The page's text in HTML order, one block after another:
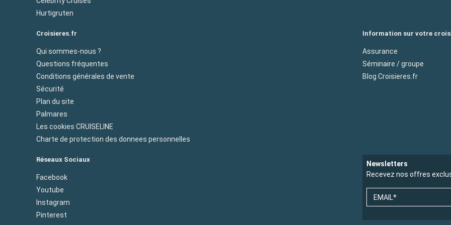
Hurtigruten
Croisieres.fr
Qui sommes-nous ?
Questions fréquentes
Conditions générales de vente
Sécurité
Plan du site
Palmares
Les cookies CRUISELINE
Charte de protection des donnees personnelles
Information sur votre
Assurance
Séminaire / groupe
Blog Croisieres.fr
Réseaux Sociaux
Facebook
Youtube
Instagram
Pinterest
Newsletters
Recevez nos offres
EMAIL*